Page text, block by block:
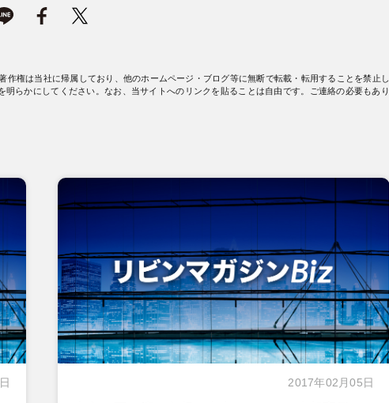
権は当社に帰属しており、他のホームページ・ブログ等に無断で転載・転用することを禁止し
らかにしてください。なお、当サイトへのリンクを貼ることは自由です。ご連絡の必要もあり
2017年02月05日